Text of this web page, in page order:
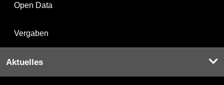
Open Data
Vergaben
Aktuelles